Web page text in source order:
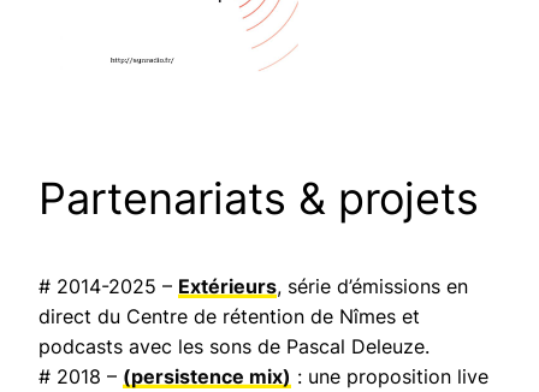
Partenariats & projets
# 2014-2025 – Extérieurs, série d’émissions en
direct du Centre de rétention de Nîmes et
podcasts avec les sons de Pascal Deleuze.
# 2018 – (persistence mix) : une proposition live